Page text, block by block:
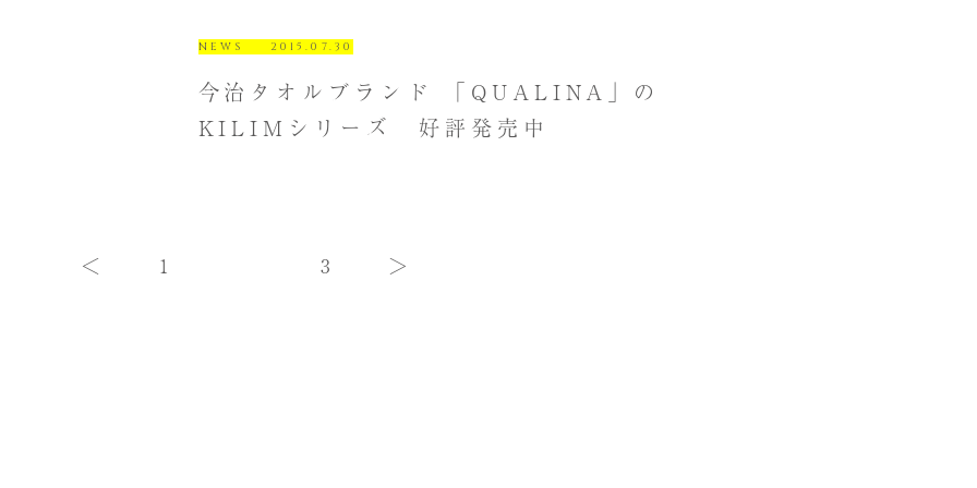
NEWS 2015.07.30
今治タオルブランド 「QUALINA」の
KILIMシリーズ 好評発売中
＜ 1 3 ＞